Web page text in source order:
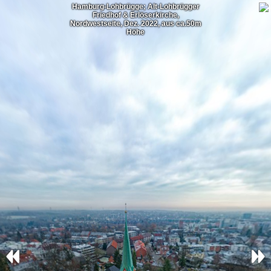
Hamburg-Lohbrügge; Alt-Lohbrügger
Friedhof & Erlöserkirche,
Nordwestseite, Dez. 2022, aus ca.50m
Höhe